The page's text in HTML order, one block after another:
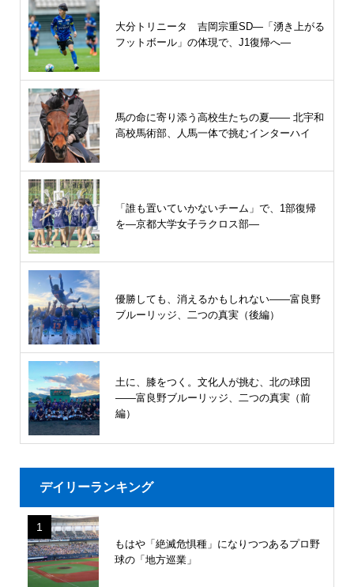
大分トリニータ 吉岡宗重SD―「湧き上がる
フットボール」の体現で、J1復帰へ―
馬の命に寄り添う高校生たちの夏—— 北宇和
高校馬術部、人馬一体で挑むインターハイ
「誰も置いていかないチーム」で、1部復帰
を―京都大学女子ラクロス部―
優勝しても、消えるかもしれない――富良野
ブルーリッジ、二つの真実（後編）
土に、膝をつく。文化人が挑む、北の球団
――富良野ブルーリッジ、二つの真実（前
編）
デイリーランキング
1
もはや「絶滅危惧種」になりつつあるプロ野
球の「地方巡業」